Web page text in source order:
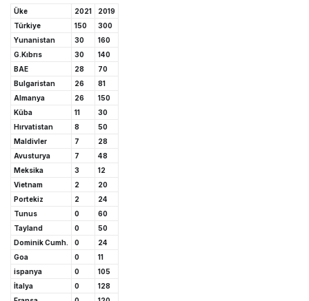
Üke 2021
2019
Türkiye
150
300
Yunanistan
30
160
G.Kıbrıs
30
140
BAE
28
70
Bulgaristan
26
81
Almanya
26
150
Küba
11
30
Hırvatistan
8
50
Maldivler
7
28
Avusturya
7
48
Meksika
3
12
Vietnam
2
20
Portekiz
2
24
Tunus
0
60
Tayland
0
50
Dominik Cumh.
0
24
Goa
0
11
ispanya
0
105
İtalya
0
128